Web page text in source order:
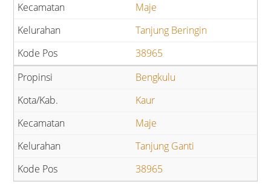
Maje
Tanjung Beringin
38965
Bengkulu
Kaur
Maje
Tanjung Ganti
38965